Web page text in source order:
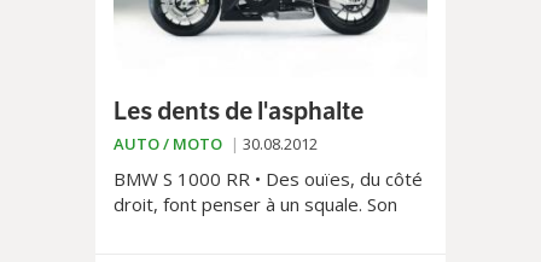
Les dents de l'asphalte
AUTO / MOTO 30.08.2012
BMW S 1000 RR • Des ouïes, du côté
droit, font penser à un squale. Son